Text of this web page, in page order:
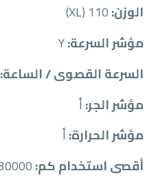
الوزن:
مؤشر السرعة:
السرعة القصوى / الساعة:
مؤشر الجر:أ
مؤشر الحرارة:أ
أقصى استخدام كم: